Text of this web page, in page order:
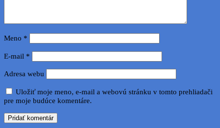
Meno *
E-mail *
Adresa webu
Uložiť moje meno, e-mail a webovú stránku v tomto prehliadači
pre moje budúce komentáre.